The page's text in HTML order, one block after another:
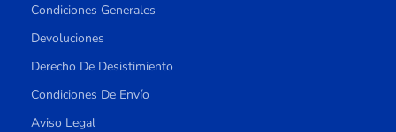
Condiciones Generales
Devoluciones
Derecho De Desistimiento
Condiciones De Envío
Aviso Legal